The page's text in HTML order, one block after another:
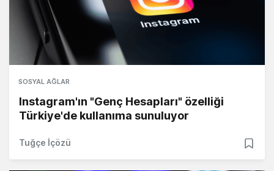
SOSYAL AĞLAR
Instagram'ın "Genç Hesapları" özelliği
Türkiye'de kullanıma sunuluyor
Tuğçe İçözü